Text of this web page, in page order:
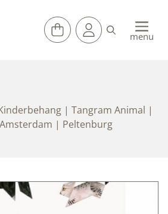
menu
| Tangram Animal |
| Peltenburg